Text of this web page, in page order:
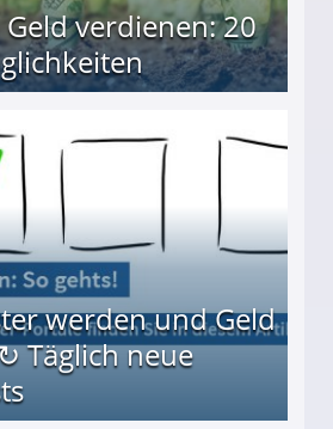
verdienen: 20
werden und Geld
Täglich neue